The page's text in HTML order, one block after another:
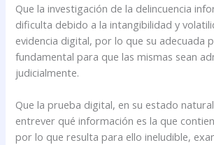
Que la investigación de la delincuencia
dificulta debido a la intangibilidad y
evidencia digital, por lo que su adecuada
fundamental para que las mismas sean
judicialmente.
Que la prueba digital, en su estado
entrever qué información es la que
por lo que resulta para ello ineludible,